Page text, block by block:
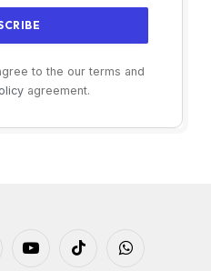
to the our terms and
agreement.
YouTubeTikTok WhatsApp